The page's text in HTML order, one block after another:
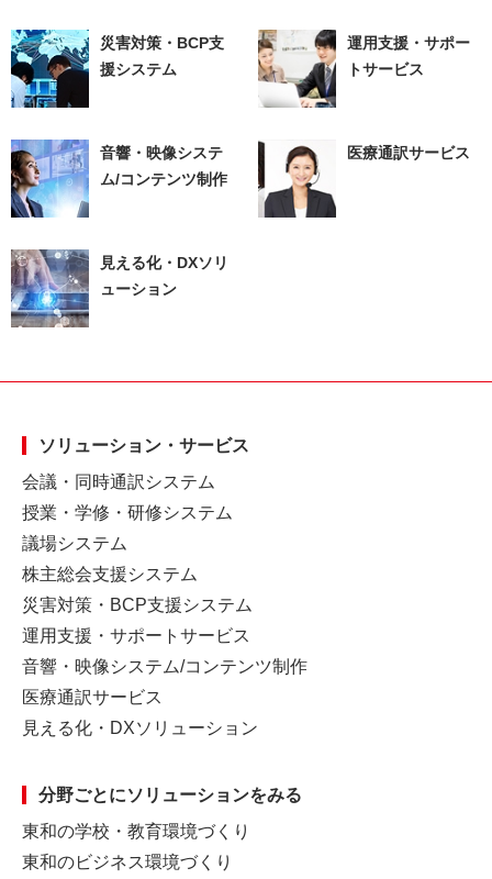
災害対策・BCP支
援システム
運用支援・サポー
トサービス
音響・映像システ
ム/コンテンツ制作
医療通訳サービス
見える化・DXソリ
ューション
ソリューション・サービス
会議・同時通訳システム
授業・学修・研修システム
議場システム
株主総会支援システム
災害対策・BCP支援システム
運用支援・サポートサービス
音響・映像システム/コンテンツ制作
医療通訳サービス
見える化・DXソリューション
分野ごとにソリューションをみる
東和の学校・教育環境づくり
東和のビジネス環境づくり